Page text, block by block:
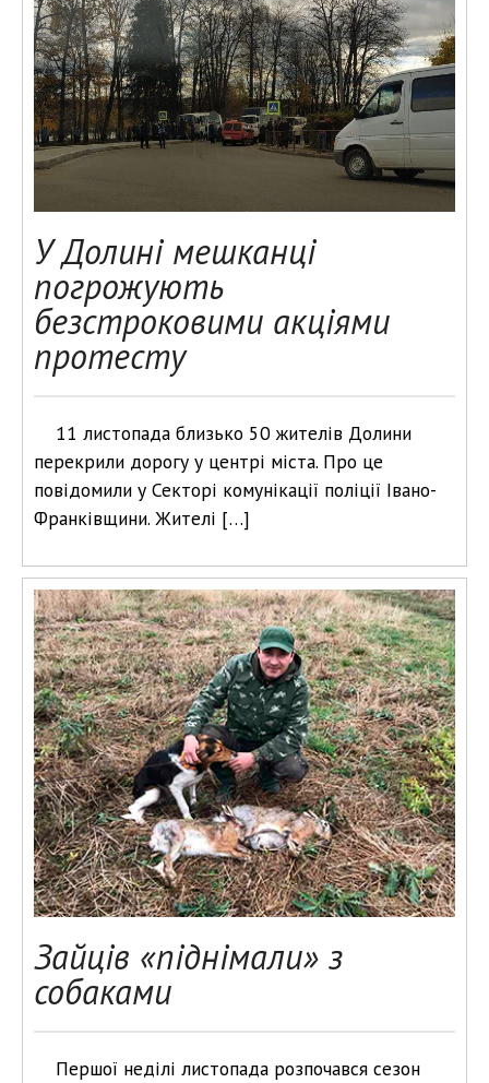
У Долині мешканці
погрожують
безстроковими акціями
протесту
11 листопада близько 50 жителів Долини
перекрили дорогу у центрі міста. Про це
повідомили у Секторі комунікації поліції Івано-
Франківщини. Жителі […]
Зайців «піднімали» з
собаками
Першої неділі листопада розпочавcя сезон